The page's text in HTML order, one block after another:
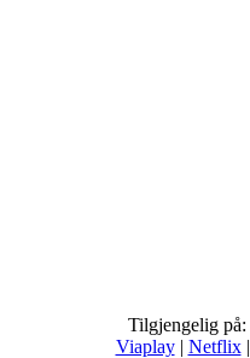
Tilgjengelig på:
Viaplay| Netflix|